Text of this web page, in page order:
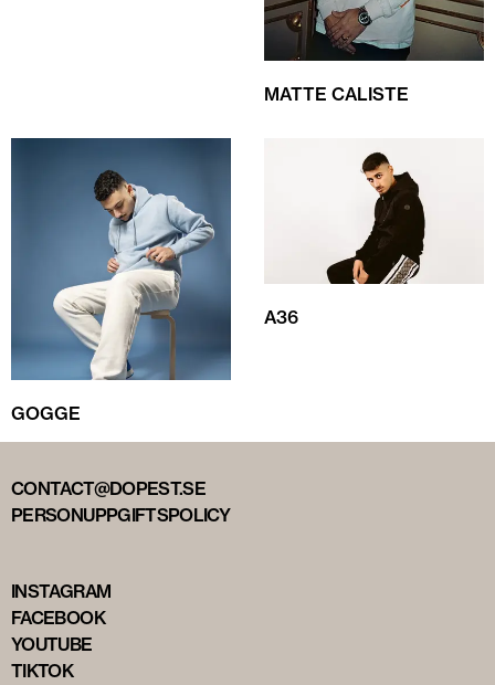
MATTE CALISTE
GOGGE
A36
CONTACT@DOPEST.SE
PERSONUPPGIFTSPOLICY
INSTAGRAM
FACEBOOK
YOUTUBE
TIKTOK